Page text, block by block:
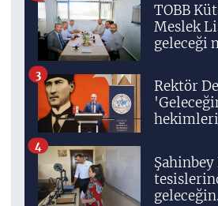
TOBB
Meslek
geleceği
Rektör
klinik
3
geleceğin
4